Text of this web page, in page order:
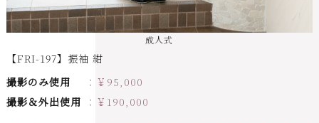
成人式
【FRI-197】振袖 紺
撮影のみ使用
￥ 95,000
撮影＆外出使用
￥ 190,000